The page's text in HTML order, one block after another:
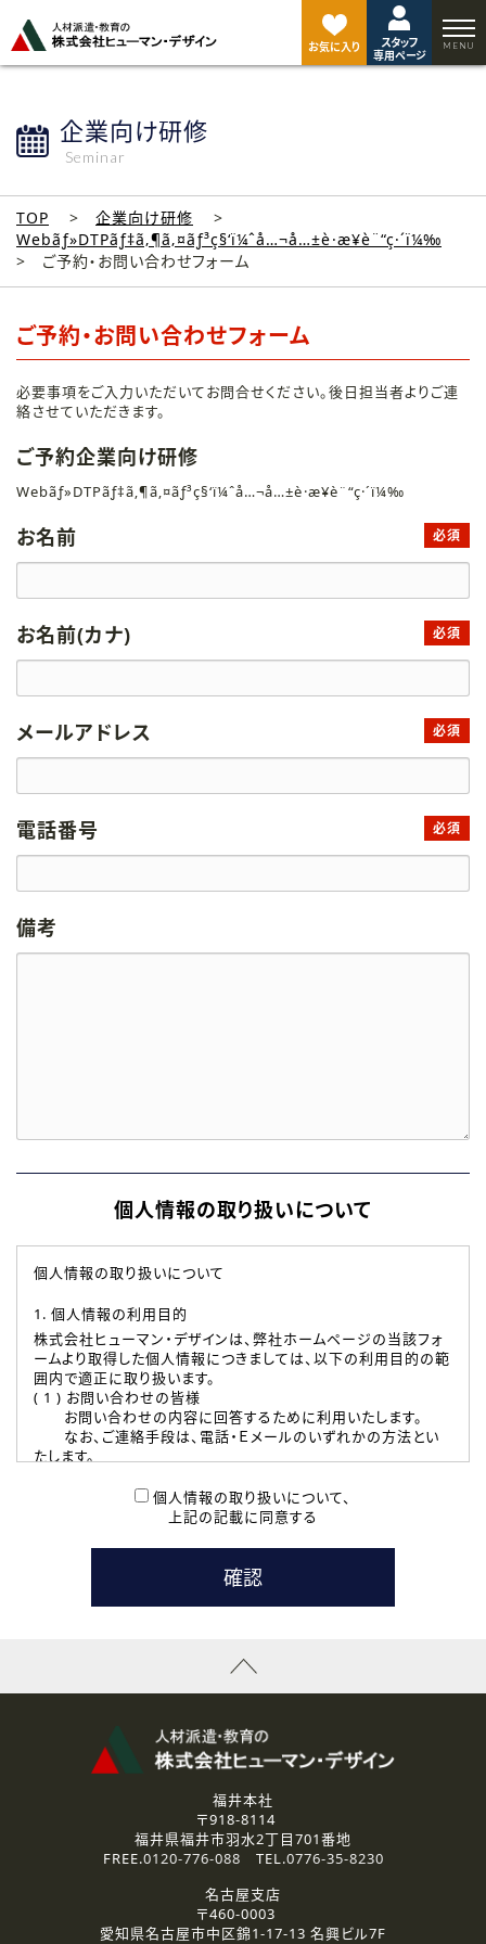
お気に入り
スタッフ
専用ページ
企業向け研修
Seminar
TOP
企業向け研修
Webãƒ»DTPãƒ‡ã‚¶ã‚¤ãƒ³ç§‘ï¼ˆå…¬å…±è·æ¥­è¨“ç·´ï¼‰
ご予約・お問い合わせフォーム
ご予約・お問い合わせフォーム
必要事項をご入力いただいてお問合せください。後日担当者よりご連
絡させていただきます。
ご予約企業向け研修
Webãƒ»DTPãƒ‡ã‚¶ã‚¤ãƒ³ç§‘ï¼ˆå…¬å…±è·æ¥­è¨“ç·´ï¼‰
お名前 必須
お名前(カナ) 必須
メールアドレス 必須
電話番号 必須
備考
個人情報の取り扱いについて
個人情報の取り扱いについて
1. 個人情報の利用目的
株式会社ヒューマン・デザインは、弊社ホームページの当該フォ
ームより取得した個人情報につきましては、以下の利用目的の範
囲内で適正に取り扱います。
( 1 ) お問い合わせの皆様
お問い合わせの内容に回答するために利用いたします。
なお、ご連絡手段は、電話・Ｅメールのいずれかの方法とい
たします。
本登録に関するご連絡および本登録時の参考情報として利
たします。
( 3 ) スタッフ派遣を検討されている企業の皆様
お問い合わせの内容に回答するために利用いたします。
なお、ご連絡手段は、電話・Ｅメールのいずれかの方法とい
資料送付、受講相談に関するご連絡のために利用いたしま
その他、お問い合わせの内容に回答するために利用いたし
なお、ご連絡手段は、電話・Ｅメールのいずれかの方法とい
2.個人情報の第三者提供
ご提供いただいた個人情報は、法令等の規定に従う場合を除き、
3.個人情報の取り扱いの委託
弊社の定める個人情報保護の評価基準を満たした委託先に、個
個人情報の取り扱いについて、
上記の記載に同意する
ジ
ト
福井本社
〒918-8114
福井県福井市羽水2丁目701番地
FREE.0120-776-088 TEL.0776-35-8230
名古屋支店
〒460-0003
愛知県名古屋市中区錦1-17-13 名興ビル7F